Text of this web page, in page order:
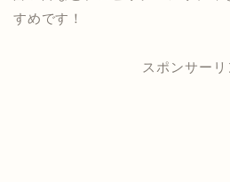
すめです！
スポンサーリ